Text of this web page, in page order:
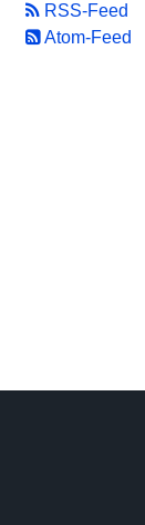
RSS-Feed
Atom-Feed